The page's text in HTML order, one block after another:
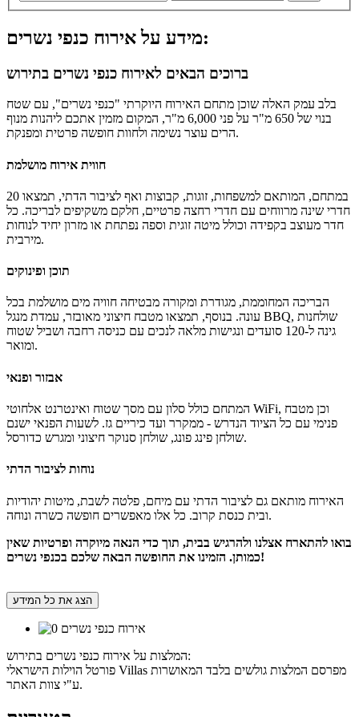
מידע על אירוח כנפי נשרים:
ברוכים הבאים לאירוח כנפי נשרים בתירוש
בלב עמק האלה שוכן מתחם האירוח היוקרתי "כנפי נשרים", עם שטח
בנוי של 650 מ"ר על פני 6,000 מ"ר, המקום מזמין אתכם ליהנות מנוף
הרים עוצר נשימה ולחוות חופשה פרטית ומפנקת.
חווית אירוח מושלמת
במתחם, המותאם למשפחות, זוגות, קבוצות ואף לציבור הדתי, תמצאו 20
חדרי שינה מרווחים עם חדרי רחצה פרטיים, חלקם משקיפים לבריכה. כל
חדר מעוצב בקפידה וכולל מיטה זוגית וספה נפתחת או מזרון יחיד לנוחות
מירבית.
תוכן ופינוקים
הבריכה המחוממת, מגודרת ומקורה מבטיחה חוויה מים מושלמת בכל
עונה. בנוסף, תמצאו מטבח חיצוני מאובזר, עמדת מנגל BBQ, שולחנות
גינה ל-120 סועדים ונגישות מלאה לנכים עם כניסה רחבה ושביל שטוח
ומואר.
אבזור ופנאי
המתחם כולל סלון עם מסך שטוח ואינטרנט אלחוטי WiFi, וכן מטבח
פנימי עם כל הציוד הנדרש - ממקרר ועד כיריים גז. לשעות הפנאי ישנם
שולחן פינג פונג, שולחן סנוקר חיצוני ומגרש כדורסל.
נוחות לציבור הדתי
האירוח מותאם גם לציבור הדתי עם מיחם, פלטה לשבת, מיטות יהודיות
ובית כנסת קרוב. כל אלו מאפשרים חופשה כשרה ונוחה.
בואו להתארח אצלנו ולהרגיש בבית, תוך כדי הנאה מיוקרה ופרטיות שאין
כמותן. הזמינו את החופשה הבאה שלכם בכנפי נשרים!
הצג את כל המידע
המלצות על אירוח כנפי נשרים בתירוש:
פורטל הוילות הישראלי Villas מפרסם המלצות גולשים בלבד המאושרות
ע"י צוות האתר.